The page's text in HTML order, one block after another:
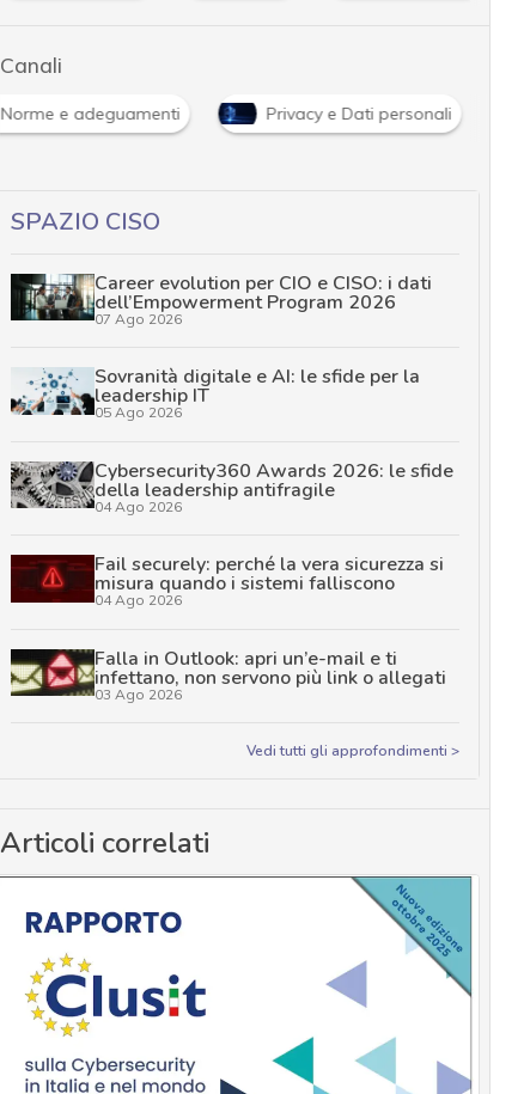
Canali
Norme e adeguamenti Privacy e Dati personali
SPAZIO CISO
Career evolution per CIO e CISO: i dati
dell’Empowerment Program 2026
07 Ago 2026
Sovranità digitale e AI: le sfide per la
leadership IT
05 Ago 2026
Cybersecurity360 Awards 2026: le sfide
della leadership antifragile
04 Ago 2026
Fail securely: perché la vera sicurezza si
misura quando i sistemi falliscono
04 Ago 2026
Falla in Outlook: apri un’e-mail e ti
infettano, non servono più link o allegati
03 Ago 2026
Vedi tutti gli approfondimenti >
Articoli correlati